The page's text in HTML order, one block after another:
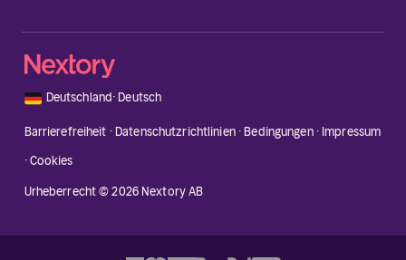
🇩🇪 Deutschland·Deutsch
Barrierefreiheit ·Datenschutzrichtlinien·Bedingungen· Impressum
·Cookies
Urheberrecht © 2026 Nextory AB